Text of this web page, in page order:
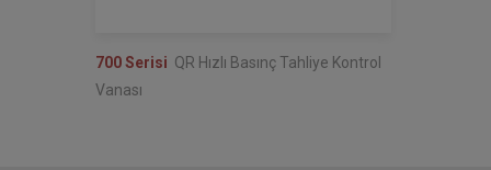
700 Serisi QR Hızlı Basınç Tahliye Kontrol
Vanası